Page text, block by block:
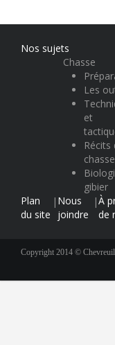
Nos sujets
Chasse
Les
et
Récits
chasse
gibier
Plan
du site
| Nous
joindre
|À
de
Copyright 2014 ©